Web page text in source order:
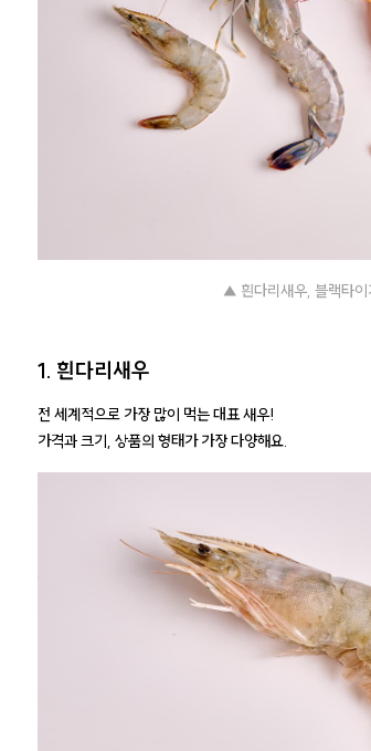
▲ 흰다리새우, 블랙타
1. 흰다리새우
전 세계적으로 가장 많이 먹는 대표 새우!
가격과 크기, 상품의 형태가 가장 다양해요.